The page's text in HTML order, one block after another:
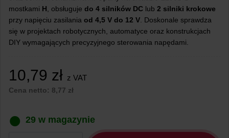
mostkami H , obsługuje do 4 silników DC lub 2 silniki krokowe
przy napięciu zasilania od 4,5 V do 12 V . Doskonale sprawdza
się w projektach robotycznych, automatyce oraz konstrukcjach
DIY wymagających precyzyjnego sterowania napędami.
10,79 zł z VAT
Cena netto: 8,77 zł
29 w magazynie